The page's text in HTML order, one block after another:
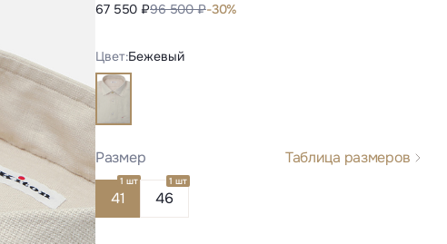
67 550 ₽96 500 ₽-30%
Цвет:Бежевый
Размер Таблица размеров
41
1 шт
46
1 шт